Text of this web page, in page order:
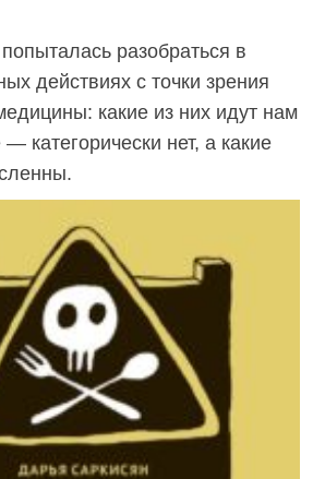
разобраться в
действиях с точки зрения
какие из них идут нам
— категорически нет, а какие